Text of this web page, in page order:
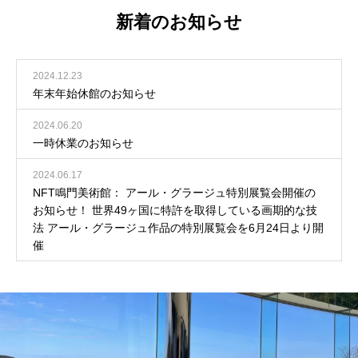
新着のお知らせ
2024.12.23
年末年始休館のお知らせ
2024.06.20
一時休業のお知らせ
2024.06.17
NFT鳴門美術館： アール・グラージュ特別展覧会開催の
お知らせ！ 世界49ヶ国に特許を取得している画期的な技
法 アール・グラージュ作品の特別展覧会を6月24日より開
催